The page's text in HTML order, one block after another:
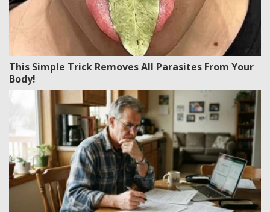
This Simple Trick Removes All Parasites From Your
Body!